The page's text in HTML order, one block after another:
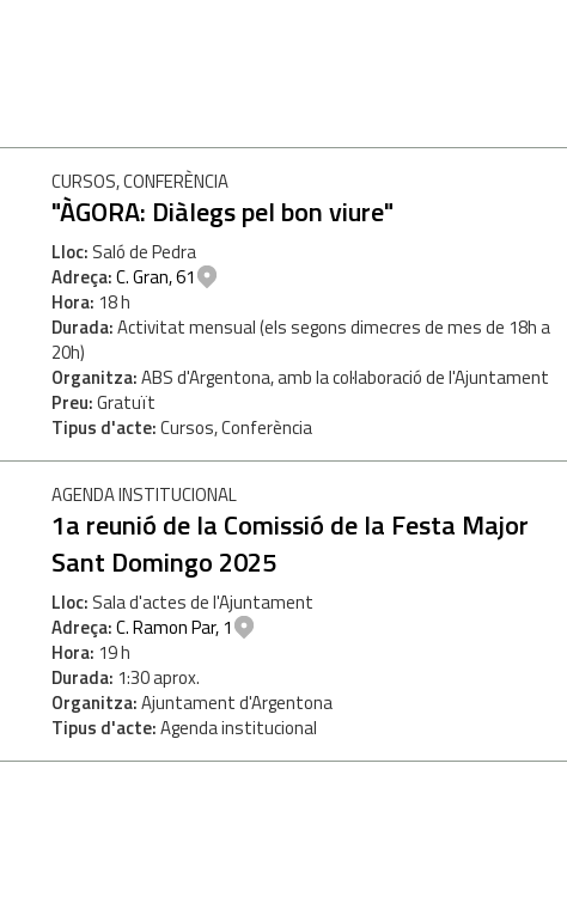
CURSOS, CONFERÈNCIA
"ÀGORA: Diàlegs pel bon viure"
Lloc Saló de Pedra
Adreça C. Gran, 61
Hora 18 h
Durada Activitat mensual (els segons dimecres de mes de 18h a
20h)
Organitza ABS d'Argentona, amb la col·laboració de l'Ajuntament
Preu Gratuït
Tipus d'acte Cursos, Conferència
AGENDA INSTITUCIONAL
1a reunió de la Comissió de la Festa Major
Sant Domingo 2025
Lloc Sala d'actes de l'Ajuntament
Adreça C. Ramon Par, 1
Hora 19 h
Durada 1:30 aprox.
Organitza Ajuntament d'Argentona
Tipus d'acte Agenda institucional